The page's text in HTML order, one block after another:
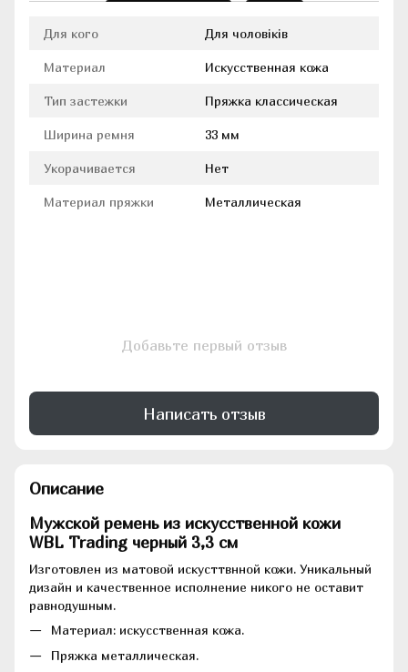
Для кого Для чоловіків
Материал Искусственная кожа
Тип застежки Пряжка классическая
Ширина ремня 33 мм
Укорачивается Нет
Материал пряжки Металлическая
Добавьте первый отзыв
Написать отзыв
Описание
Мужской ремень из искусственной кожи
WBL Trading черный 3,3 см
Изготовлен из матовой искусттвнной кожи. Уникальный
дизайн и качественное исполнение никого не оставит
равнодушным.
Материал: искусственная кожа.
Пряжка металлическая.